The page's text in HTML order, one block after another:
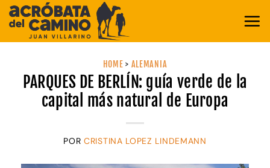
Saltar
contenido
HOME > ALEMANIA
PARQUES DE BERLÍN: guía verde de la
capital más natural de Europa
POR CRISTINA LOPEZ LINDEMANN